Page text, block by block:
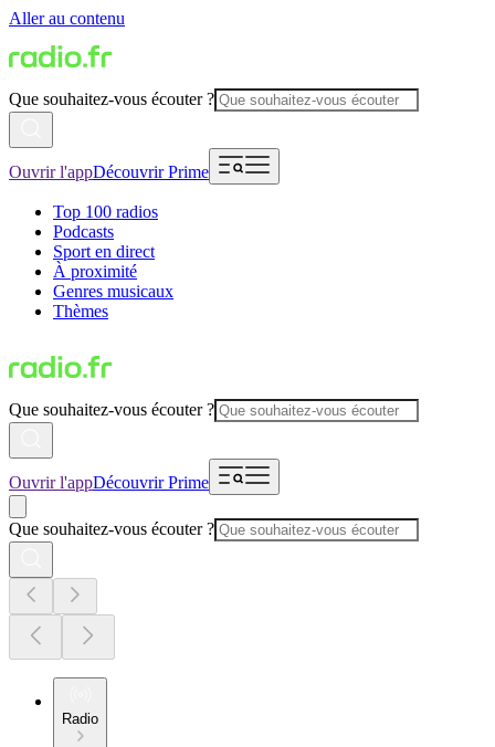
Aller au contenu
Que souhaitez-vous écouter ?
Ouvrir l'appDécouvrir Prime
Top 100 radios
Podcasts
Sport en direct
À proximité
Genres musicaux
Thèmes
Que souhaitez-vous écouter ?
Ouvrir l'appDécouvrir Prime
Que souhaitez-vous écouter ?
Radio